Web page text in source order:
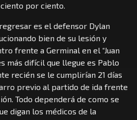
por ciento.
es el defensor Dylan
bien de su lesión y
frente a Germinal en el “Juan
más difícil que llegue es Pablo
recién se le cumplirían 21 días
previo al partido de ida frente
Todo dependerá de como se
digan los médicos de la